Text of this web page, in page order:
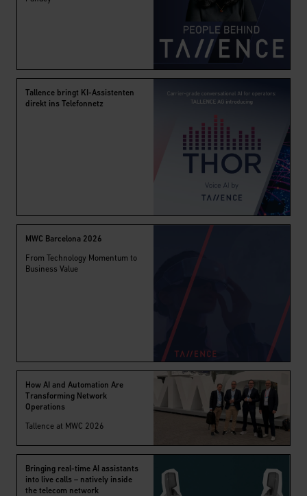
Tallence bringt KI-Assistenten
direkt ins Telefonnetz
MWC Barcelona 2026
From Technology Momentum to
Business Value
How AI and Automation Are
Transforming Network
Operations
Tallence at MWC 2026
Bringing real-time AI assistants
into live calls – natively inside
the telecom network